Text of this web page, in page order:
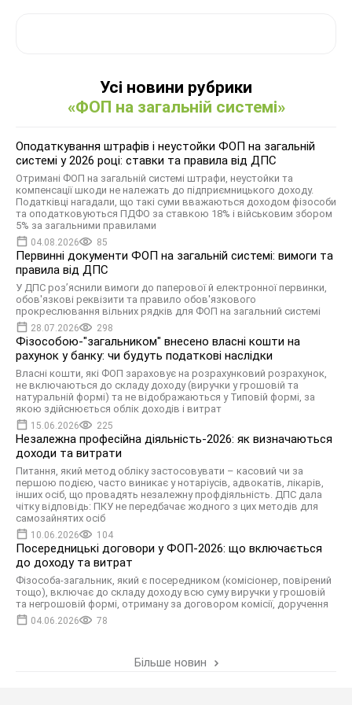
Усі новини рубрики
«ФОП на загальній системі»
Оподаткування штрафів і неустойки ФОП на загальній
системі у 2026 році: ставки та правила від ДПС
Отримані ФОП на загальній системі штрафи, неустойки та
компенсації шкоди не належать до підприємницького доходу.
Податківці нагадали, що такі суми вважаються доходом фізособи
та оподатковуються ПДФО за ставкою 18% і військовим збором
5% за загальними правилами
04.08.2026 85
Первинні документи ФОП на загальній системі: вимоги та
правила від ДПС
У ДПС роз’яснили вимоги до паперової й електронної первинки,
обов'язкові реквізити та правило обов'язкового
прокреслювання вільних рядків для ФОП на загальний системі
28.07.2026 298
Фізособою-"загальником" внесено власні кошти на
рахунок у банку: чи будуть податкові наслідки
Власні кошти, які ФОП зараховує на розрахунковий розрахунок,
не включаються до складу доходу (виручки у грошовій та
натуральній формі) та не відображаються у Типовій формі, за
якою здійснюється облік доходів і витрат
15.06.2026 225
Незалежна професійна діяльність-2026: як визначаються
доходи та витрати
Питання, який метод обліку застосовувати – касовий чи за
першою подією, часто виникає у нотаріусів, адвокатів, лікарів,
інших осіб, що провадять незалежну профдіяльність. ДПС дала
чітку відповідь: ПКУ не передбачає жодного з цих методів для
самозайнятих осіб
10.06.2026 104
Посередницькі договори у ФОП-2026: що включається
до доходу та витрат
Фізособа-загальник, який є посередником (комісіонер, повірений
тощо), включає до складу доходу всю суму виручки у грошовій
та негрошовій формі, отриману за договором комісії, доручення
04.06.2026 78
Більше новин